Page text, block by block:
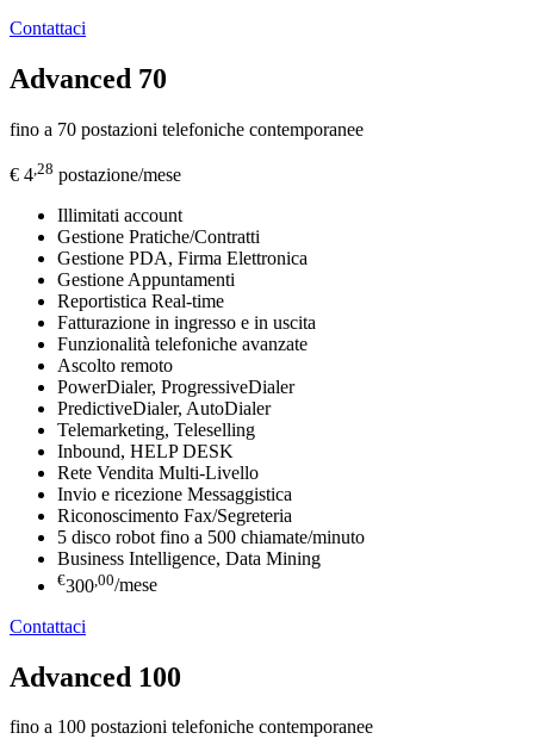
Contattaci
Advanced 70
fino a 70 postazioni telefoniche contemporanee
€ 4 ,28 postazione/mese
Illimitati account
Gestione Pratiche/Contratti
Gestione PDA, Firma Elettronica
Gestione Appuntamenti
Reportistica Real-time
Fatturazione in ingresso e in uscita
Funzionalità telefoniche avanzate
Ascolto remoto
PowerDialer, ProgressiveDialer
PredictiveDialer, AutoDialer
Telemarketing, Teleselling
Inbound, HELP DESK
Rete Vendita Multi-Livello
Invio e ricezione Messaggistica
Riconoscimento Fax/Segreteria
5 disco robot fino a 500 chiamate/minuto
Business Intelligence, Data Mining
€300 ,00/mese
Contattaci
Advanced 100
fino a 100 postazioni telefoniche contemporanee